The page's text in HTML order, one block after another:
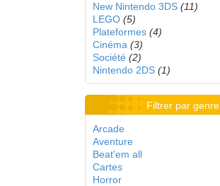
New Nintendo 3DS (11)
LEGO (5)
Plateformes (4)
Cinéma (3)
Société (2)
Nintendo 2DS (1)
Filtrer par genre
Arcade
Aventure
Beat'em all
Cartes
Horror